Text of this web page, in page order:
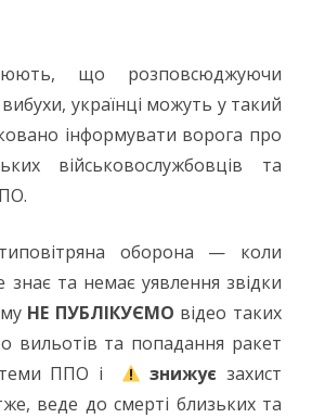
що розповсюджуючи
українці можуть у такий
інформувати ворога про
військовослужбовців та
оборона — коли
знає та немає уявлення звідки
НЕ ПУБЛІКУЄМО відео таких
вильотів та попадання ракет
ППО і
знижує захист
веде до смерті близьких та